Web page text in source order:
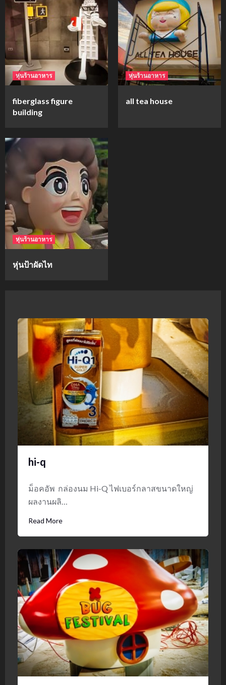
3
4
mockups
ม็อคอัพขวด bsab
5
ม็อคอัพน้ำมันวังว่าน
หุ่นร้านอาหาร
fiberglass figure
building
หุ่นร้านอาหาร
all tea house
หุ่นร้านอาหาร
หุ่นป้าผัดไท
hi-q
ม็อคอัพ กล่องนม Hi-Q ไฟเบอร์กลาสขนาดใหญ่
ผลงานผลิ…
Read More